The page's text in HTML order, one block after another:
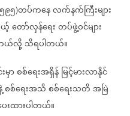
၅၉၅)တပ်ကနေလက်နက်ကြီးများ
ယ့်တော်လှန်ရေးတပ်ဖွဲ့ဝင်များ
ယ်လို့သိရပါတယ်။
ာစစ်ရေးအရှိန်မြင့်မားလာနိုင်
စစ်ရေးအသိစစ်ရေးသတိအမြဲ
ထားပါတယ်။